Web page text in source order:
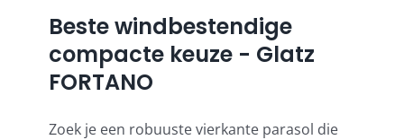
Beste windbestendige
compacte keuze - Glatz
FORTANO
Zoek je een robuuste vierkante parasol die